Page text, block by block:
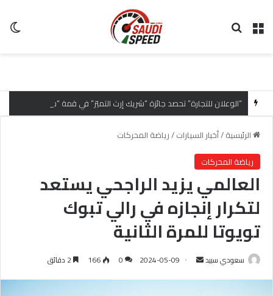
القائمة
الرئيسية/أخبار السيارات/رياضة المحركات
رياضة المحركات
العالمي يزيد الراجحي يستعد
لتكرار إنجازه في رالي تبوك
تويوتا للمرة الثانية
سعودي سبيد 2024-05-09
0
166